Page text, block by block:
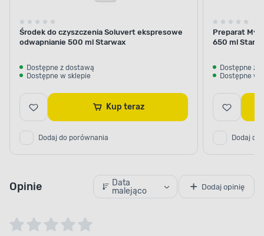
Środek do czyszczenia Soluvert ekspresowe
odwapnianie 500 ml Starwax
Dostępne z dostawą
Dostępne w sklepie
Kup teraz
Dodaj do porównania
Preparat
650 ml
Dostępne z
Dostępne w
Dodaj do
Opinie
Data
malejąco
Dodaj opinię